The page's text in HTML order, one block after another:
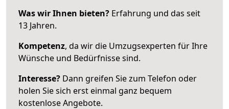
Was wir Ihnen bieten? Erfahrung und das seit
13 Jahren.
Kompetenz, da wir die Umzugsexperten für Ihre
Wünsche und Bedürfnisse sind.
Interesse? Dann greifen Sie zum Telefon oder
holen Sie sich erst einmal ganz bequem
kostenlose Angebote.